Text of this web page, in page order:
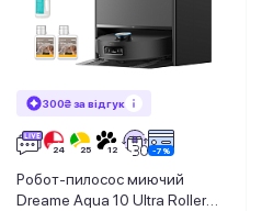
300₴ за відгук
Робот-пилосос миючий
Dreame Aqua 10 Ultra Roller